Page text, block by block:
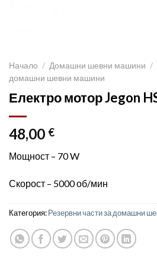
Начало / Домашни шевни машини /
домашни шевни машини
Електро мотор Jegon
48,00 €
Мощност – 70 W
Скорост – 5000 об/мин
Категория:Резервни части за домашни